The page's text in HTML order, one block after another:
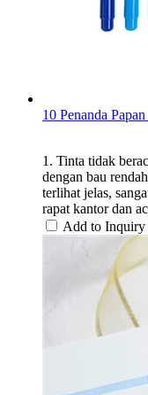
10 Penanda
1. Tinta tidak
dengan bau
terlihat jelas,
rapat kantor dan
Add to Inquiry